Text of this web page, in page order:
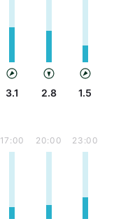
3.1 2.8 1.5
17:00 20:00 23:00